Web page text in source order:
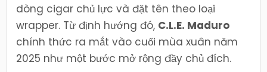
dòng cigar chủ lực và đặt tên theo loại
wrapper. Từ định hướng đó, C.L.E. Maduro
chính thức ra mắt vào cuối mùa xuân năm
2025 như một bước mở rộng đầy chủ đích.